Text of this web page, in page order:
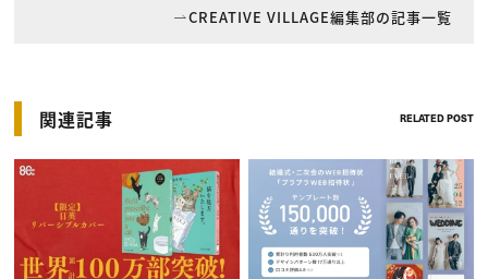
CREATIVE VILLAGE編集部の記事一覧
関連記事 RELATED POST